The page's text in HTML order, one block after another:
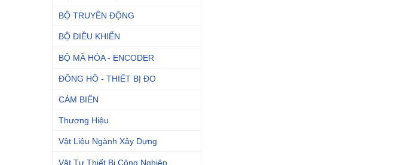
BỘ TRUYỀN ĐỘNG
BỘ ĐIỀU KHIỂN
BỘ MÃ HÓA - ENCODER
ĐỒNG HỒ - THIẾT BỊ ĐO
CẢM BIẾN
Thương Hiệu
Vật Liệu Ngành Xây Dựng
Vật Tư Thiết Bị Công Nghiệp